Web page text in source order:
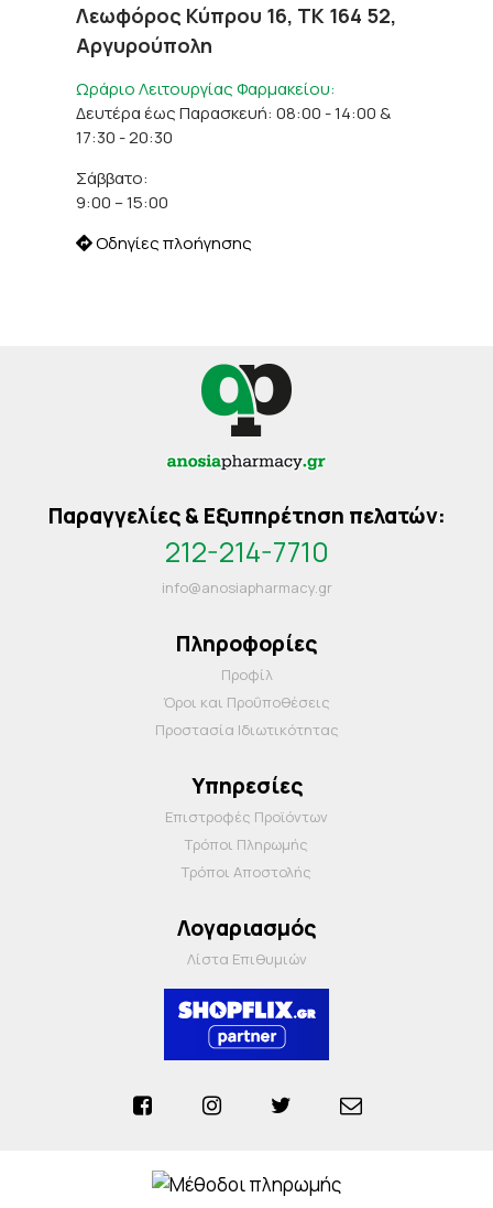
Λεωφόρος Κύπρου 16, ΤΚ 164 52,
Αργυρούπολη
Ωράριο Λειτουργίας Φαρμακείου:
Δευτέρα έως Παρασκευή: 08:00 - 14:00 &
17:30 - 20:30
Σάββατο:
9:00 – 15:00
Οδηγίες πλοήγησης
Παραγγελίες & Εξυπηρέτηση πελατών:
212-214-7710
info@anosiapharmacy.gr
Πληροφορίες
Προφίλ
Όροι και Προΰποθέσεις
Προστασία Ιδιωτικότητας
Υπηρεσίες
Επιστροφές Προϊόντων
Τρόποι Πληρωμής
Τρόποι Αποστολής
Λογαριασμός
Λίστα Επιθυμιών